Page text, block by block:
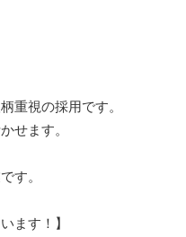
重視の採用です。
かせます。
す。
ます！】